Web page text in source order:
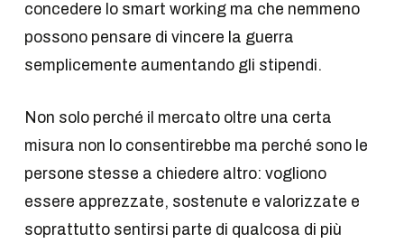
concedere lo smart working ma che nemmeno
possono pensare di vincere la guerra
semplicemente aumentando gli stipendi.
Non solo perché il mercato oltre una certa
misura non lo consentirebbe ma perché sono le
persone stesse a chiedere altro: vogliono
essere apprezzate, sostenute e valorizzate e
soprattutto sentirsi parte di qualcosa di più